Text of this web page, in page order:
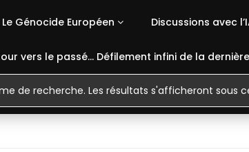
Le Génocide Européen Discussions avec
vers le passé… Défilement infini de la